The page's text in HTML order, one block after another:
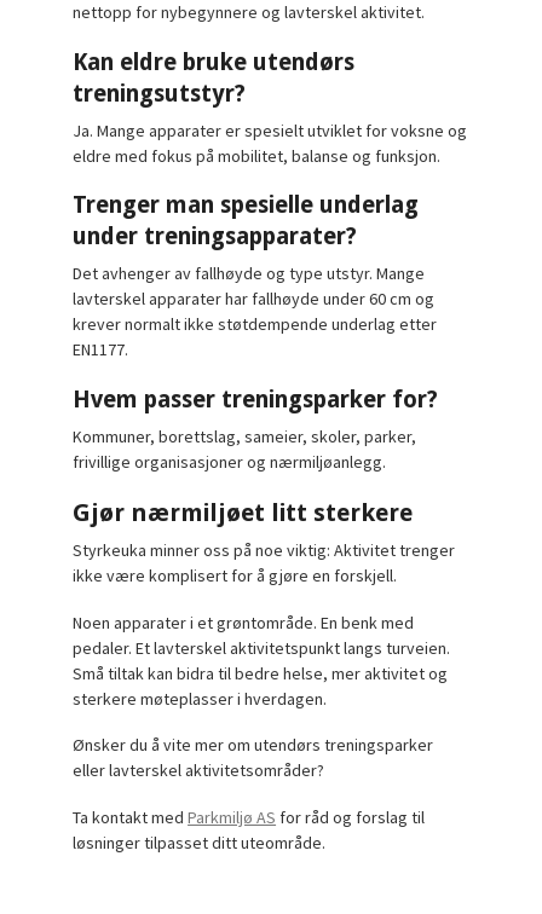
nettopp for nybegynnere og lavterskel aktivitet.
Kan eldre bruke utendørs
treningsutstyr?
Ja. Mange apparater er spesielt utviklet for voksne og
eldre med fokus på mobilitet, balanse og funksjon.
Trenger man spesielle underlag
under treningsapparater?
Det avhenger av fallhøyde og type utstyr. Mange
lavterskel apparater har fallhøyde under 60 cm og
krever normalt ikke støtdempende underlag etter
EN1177.
Hvem passer treningsparker for?
Kommuner, borettslag, sameier, skoler, parker,
frivillige organisasjoner og nærmiljøanlegg.
Gjør nærmiljøet litt sterkere
Styrkeuka minner oss på noe viktig: Aktivitet trenger
ikke være komplisert for å gjøre en forskjell.
Noen apparater i et grøntområde. En benk med
pedaler. Et lavterskel aktivitetspunkt langs turveien.
Små tiltak kan bidra til bedre helse, mer aktivitet og
sterkere møteplasser i hverdagen.
Ønsker du å vite mer om utendørs treningsparker
eller lavterskel aktivitetsområder?
Ta kontakt medParkmiljø AS for råd og forslag til
løsninger tilpasset ditt uteområde.